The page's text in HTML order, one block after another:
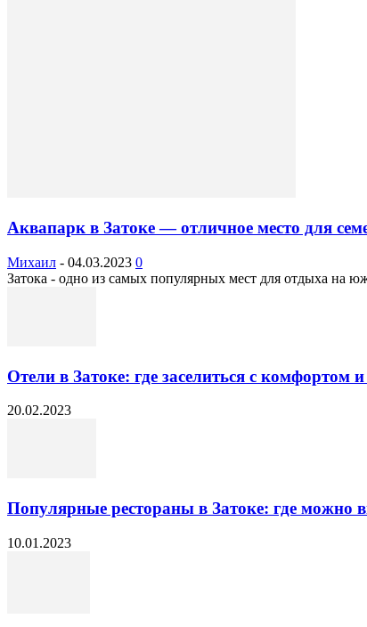
Аквапарк в Затоке — отличное место для
Михаил - 04.03.2023 0
Затока - одно из самых популярных мест для отдыха на
Отели в Затоке: где заселиться с комфортом
20.02.2023
Популярные рестораны в Затоке: где можно
10.01.2023